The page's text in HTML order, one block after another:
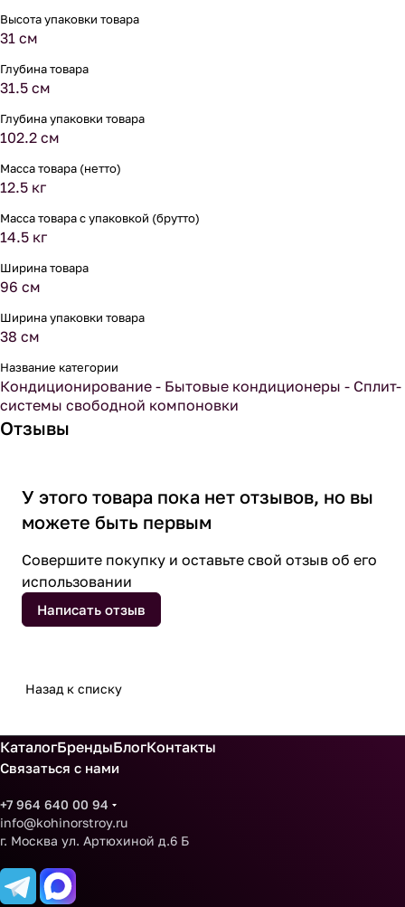
Высота упаковки товара
31 см
Глубина товара
31.5 см
Глубина упаковки товара
102.2 см
Масса товара (нетто)
12.5 кг
Масса товара с упаковкой (брутто)
14.5 кг
Ширина товара
96 см
Ширина упаковки товара
38 см
Название категории
Кондиционирование - Бытовые кондиционеры - Сплит-
системы свободной компоновки
Отзывы
У этого товара пока нет отзывов, но вы
можете быть первым
Совершите покупку и оставьте свой отзыв об его
использовании
Написать отзыв
Назад к списку
КаталогБрендыБлогКонтакты
Связаться с нами
+7 964 640 00 94
info@kohinorstroy.ru
г. Москва ул. Артюхиной д.6 Б